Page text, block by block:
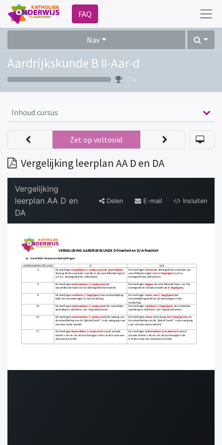
FAQ
Nav
Aardrijkskunde B II-Aar-d
0 %
Inhoud cursus
Vergelijking leerplan AA D en DA
Zet op voltooid